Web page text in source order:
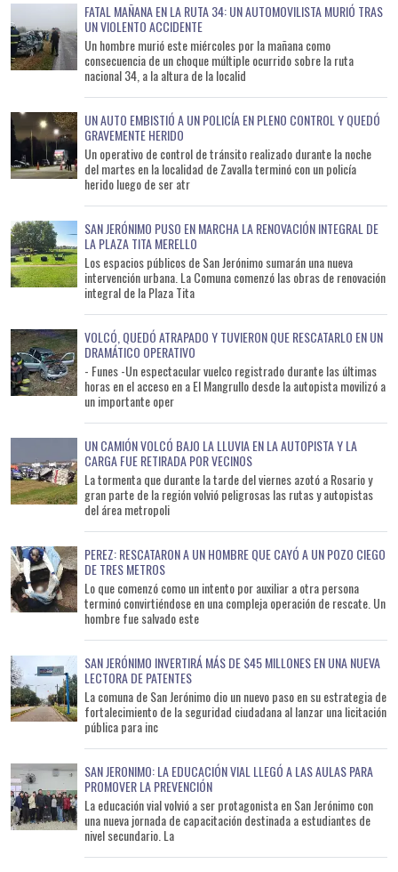
FATAL MAÑANA EN LA RUTA 34: UN AUTOMOVILISTA MURIÓ TRAS
UN VIOLENTO ACCIDENTE
Un hombre murió este miércoles por la mañana como
consecuencia de un choque múltiple ocurrido sobre la ruta
nacional 34, a la altura de la localid
UN AUTO EMBISTIÓ A UN POLICÍA EN PLENO CONTROL Y QUEDÓ
GRAVEMENTE HERIDO
Un operativo de control de tránsito realizado durante la noche
del martes en la localidad de Zavalla terminó con un policía
herido luego de ser atr
SAN JERÓNIMO PUSO EN MARCHA LA RENOVACIÓN INTEGRAL DE
LA PLAZA TITA MERELLO
Los espacios públicos de San Jerónimo sumarán una nueva
intervención urbana. La Comuna comenzó las obras de renovación
integral de la Plaza Tita
VOLCÓ, QUEDÓ ATRAPADO Y TUVIERON QUE RESCATARLO EN UN
DRAMÁTICO OPERATIVO
- Funes -Un espectacular vuelco registrado durante las últimas
horas en el acceso en a El Mangrullo desde la autopista movilizó a
un importante oper
UN CAMIÓN VOLCÓ BAJO LA LLUVIA EN LA AUTOPISTA Y LA
CARGA FUE RETIRADA POR VECINOS
La tormenta que durante la tarde del viernes azotó a Rosario y
gran parte de la región volvió peligrosas las rutas y autopistas
del área metropoli
PEREZ: RESCATARON A UN HOMBRE QUE CAYÓ A UN POZO CIEGO
DE TRES METROS
Lo que comenzó como un intento por auxiliar a otra persona
terminó convirtiéndose en una compleja operación de rescate. Un
hombre fue salvado este
SAN JERÓNIMO INVERTIRÁ MÁS DE $45 MILLONES EN UNA NUEVA
LECTORA DE PATENTES
La comuna de San Jerónimo dio un nuevo paso en su estrategia de
fortalecimiento de la seguridad ciudadana al lanzar una licitación
pública para inc
SAN JERONIMO: LA EDUCACIÓN VIAL LLEGÓ A LAS AULAS PARA
PROMOVER LA PREVENCIÓN
La educación vial volvió a ser protagonista en San Jerónimo con
una nueva jornada de capacitación destinada a estudiantes de
nivel secundario. La